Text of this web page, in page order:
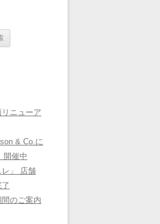
リニューア
& Co.に
開催中
レ」 店舗
間のご案内